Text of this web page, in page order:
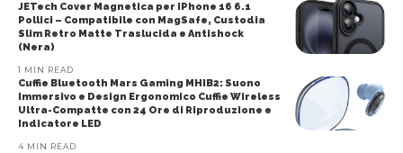
JETech Cover Magnetica per iPhone 16 6.1
Pollici – Compatibile con MagSafe, Custodia
Slim Retro Matte Traslucida e Antishock
(Nera)
1 MIN READ
Cuffie Bluetooth Mars Gaming MHIB2: Suono
Immersivo e Design Ergonomico Cuffie Wireless
Ultra-Compatte con 24 Ore di Riproduzione e
Indicatore LED
4 MIN READ